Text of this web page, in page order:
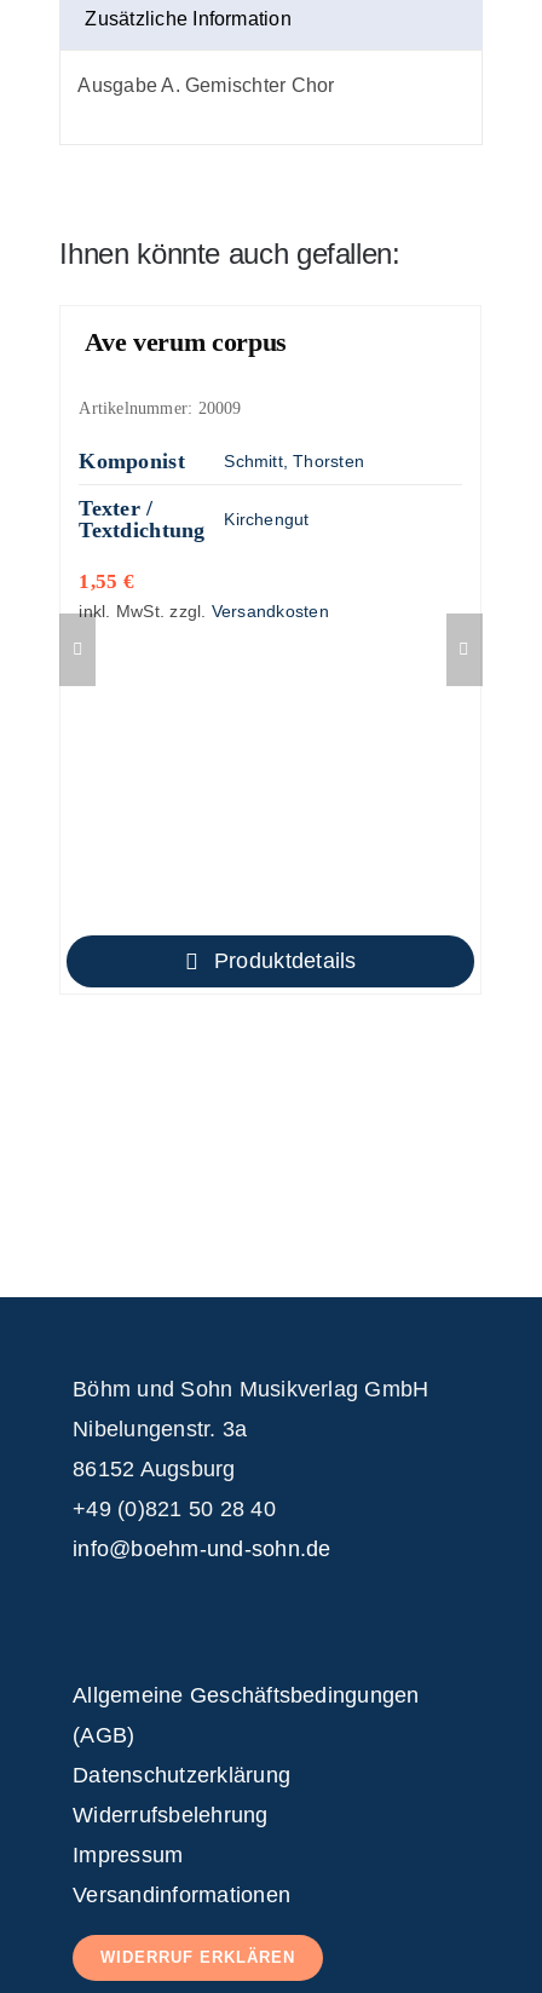
Zusätzliche Information
Ausgabe A. Gemischter Chor
Ihnen könnte auch gefallen:
Ave verum corpus
Artikelnummer: 20009
Komponist Schmitt, Thorsten
Texter /
Textdichtung
Kirchengut
1,55 €
inkl. MwSt. zzgl. Versandkosten
Produktdetails
Böhm und Sohn Musikverlag GmbH
Nibelungenstr. 3a
86152 Augsburg
+49 (0)821 50 28 40
info@boehm-und-sohn.de
Allgemeine Geschäftsbedingungen
(AGB)
Datenschutzerklärung
Widerrufsbelehrung
Impressum
Versandinformationen
WIDERRUF ERKLÄREN